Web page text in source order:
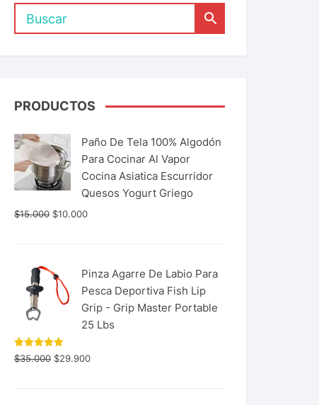
PRODUCTOS
Paño De Tela 100% Algodón
Para Cocinar Al Vapor
Cocina Asiatica Escurridor
Quesos Yogurt Griego
$15.000 $10.000
Pinza Agarre De Labio Para
Pesca Deportiva Fish Lip
Grip - Grip Master Portable
25 Lbs
Valorado
con 5.00
$35.000 $29.900